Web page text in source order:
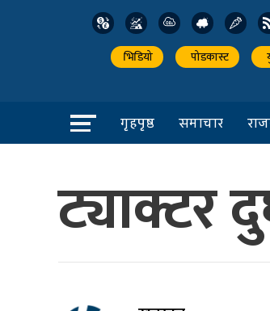
भिडियो पोडकास्ट
गृहपृष्ठ समाचार
ट्याक्टर